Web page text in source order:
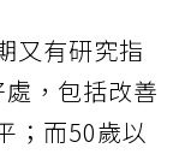
又有研究指
，包括改善
；而50歲以